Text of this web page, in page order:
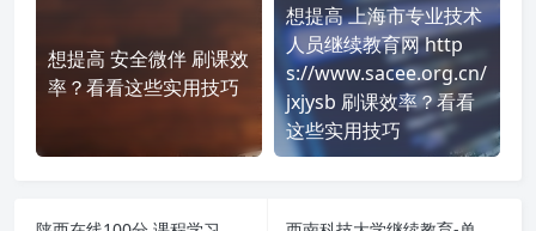
想提高 安全微伴 刷课效
率？看看这些实用技巧
想提高 上海市专业技术
人员继续教育网 http
s://www.sacee.org.cn/
jxjysb 刷课效率？看看
这些实用技巧